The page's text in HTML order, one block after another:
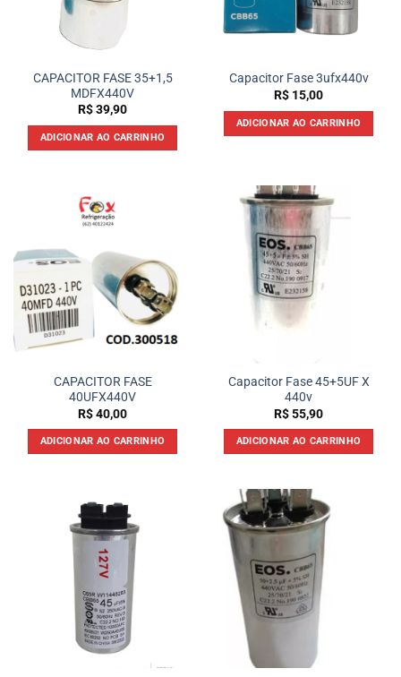
CAPACITOR FASE 35+1,5
MDFX440V
R$39,90
ADICIONAR AO CARRINHO
Capacitor Fase 3ufx440v
R$ 15,00
ADICIONAR AO CARRINHO
CAPACITOR FASE
40UFX440V
R$40,00
ADICIONAR AO CARRINHO
Capacitor Fase 45+5UF X
440v
R$55,90
ADICIONAR AO CARRINHO